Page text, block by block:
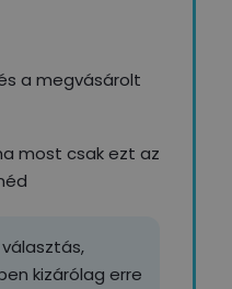
a megvásárolt
most csak ezt az
kizárólag erre